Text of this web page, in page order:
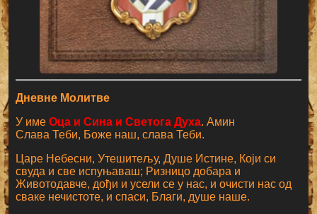
Дневне Молитве
У имеОца и Сина и Светога Духа. Амин
Слава Теби, Боже наш, слава Теби.
Царе Небесни, Утешитељу, Душе Истине, Који си
свуда и све испуњаваш; Ризницо добара и
Животодавче, дођи и усели се у нас, и очисти нас од
сваке нечистоте, и спаси, Благи, душе наше.